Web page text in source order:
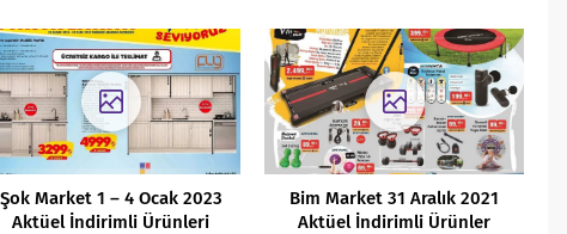
Şok Market 1 – 4 Ocak 2023
Aktüel İndirimli Ürünleri
Bim Market 31 Aralık 2021
Aktüel İndirimli Ürünler